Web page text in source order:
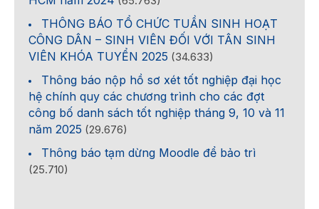
THÔNG BÁO TỔ CHỨC TUẦN SINH HOẠT
CÔNG DÂN – SINH VIÊN ĐỐI VỚI TÂN SINH
VIÊN KHÓA TUYỂN 2025 (34.633)
Thông báo nộp hồ sơ xét tốt nghiệp đại học
hệ chính quy các chương trình cho các đợt
công bố danh sách tốt nghiệp tháng 9, 10 và 11
năm 2025 (29.676)
Thông báo tạm dừng Moodle để bảo trì
(25.710)